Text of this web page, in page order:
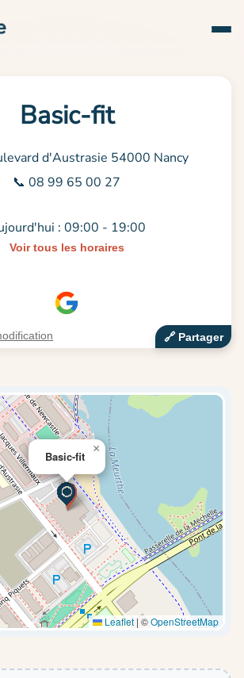
Basic-fit
d'Austrasie 54000 Nancy
📞 08 99 65 00 27
: 09:00 - 19:00
Voir tous les horaires
🔗‍️ Partager
Basic-fit
×
Leaflet | ©OpenStreetMap